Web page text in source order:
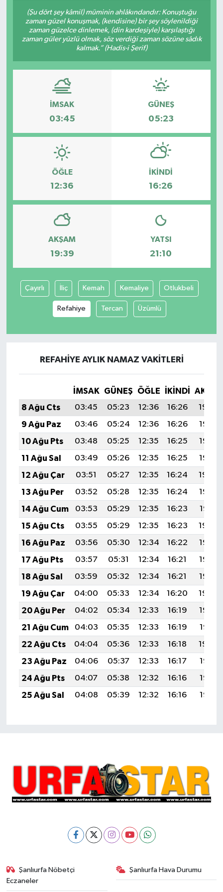
(Şu dört şey kâmil) müminin ahlâkındandır: Konuştuğu
zaman güzel konuşmak, (kendisine) bir şey söylenildiği
zaman güzelce dinlemek, (din kardeşiyle) karşılaştığı
zaman güler yüzlü olmak, söz verdiği zaman sözüne sâdık
kalmak.” (Hadis-i Şerif)
İMSAK
03:45
GÜNEŞ
05:23
ÖĞLE
12:36
İKINDI
16:26
AKŞAM
19:39
YATSI
21:10
Çayırlı İliç Kemah Kemaliye Otlukbeli
Refahiye Tercan Üzümlü
REFAHIYE AYLIK NAMAZ VAKITLERI
İMSAK GÜNEŞ ÖĞLE İKINDI
8 Ağu Cts
03:45 05:23 12:36 16:26
19:39
9 Ağu Paz
03:46 05:24 12:36 16:26
19:37
10 Ağu Pts
03:48 05:25 12:35 16:25
19:36
11 Ağu Sal
03:49 05:26 12:35 16:25
19:35
12 Ağu Çar
03:51 05:27 12:35 16:24
19:34
13 Ağu Per
03:52 05:28 12:35 16:24
19:32
14 Ağu Cum
03:53 05:29 12:35 16:23
19:31
15 Ağu Cts
03:55 05:29 12:35 16:23
19:30
16 Ağu Paz
03:56 05:30 12:34 16:22
19:28
17 Ağu Pts
03:57 05:31 12:34 16:21
19:27
18 Ağu Sal
03:59 05:32 12:34 16:21
19:26
19 Ağu Çar
04:00 05:33 12:34 16:20
19:24
20 Ağu Per
04:02 05:34 12:33 16:19
19:23
21 Ağu Cum
04:03 05:35 12:33 16:19
19:21
22 Ağu Cts
04:04 05:36 12:33 16:18
19:20
23 Ağu Paz
04:06 05:37 12:33 16:17
19:18
24 Ağu Pts
04:07 05:38 12:32 16:16
19:17
25 Ağu Sal
04:08 05:39 12:32 16:16 19:15
Şanlıurfa Nöbetçi
Eczaneler
Şanlıurfa Hava Durumu